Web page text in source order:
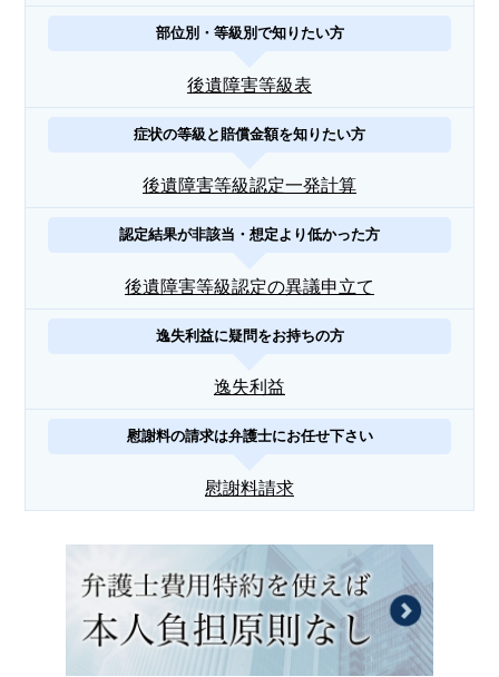
部位別・等級別で知りたい方
後遺障害等級表
症状の等級と賠償金額を知りたい方
後遺障害等級認定一発計算
認定結果が非該当・想定より低かった方
後遺障害等級認定の異議申立て
逸失利益に疑問をお持ちの方
逸失利益
慰謝料の請求は弁護士にお任せ下さい
慰謝料請求